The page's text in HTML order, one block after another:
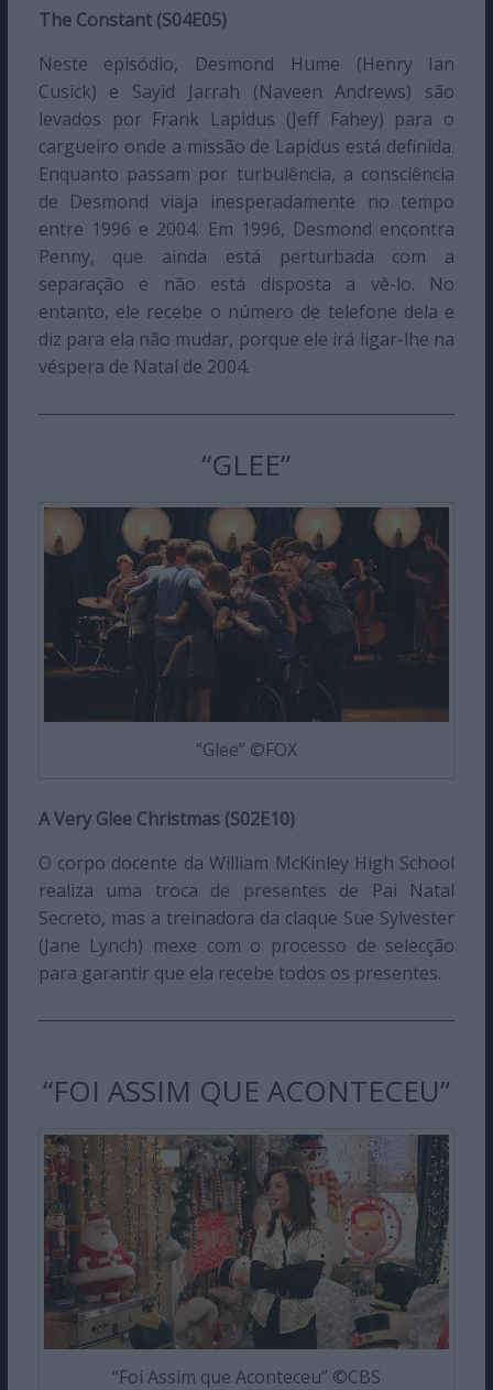
The Constant (S04E05)
Neste episódio, Desmond Hume (Henry Ian
Cusick) e Sayid Jarrah (Naveen Andrews) são
levados por Frank Lapidus (Jeff Fahey) para o
cargueiro onde a missão de Lapidus está definida.
Enquanto passam por turbulência, a consciência
de Desmond viaja inesperadamente no tempo
entre 1996 e 2004. Em 1996, Desmond encontra
Penny, que ainda está perturbada com a
separação e não está disposta a vê-lo. No
entanto, ele recebe o número de telefone dela e
diz para ela não mudar, porque ele irá ligar-lhe na
véspera de Natal de 2004.
“GLEE”
“Glee” ©FOX
A Very Glee Christmas (S02E10)
O corpo docente da William McKinley High School
realiza uma troca de presentes de Pai Natal
Secreto, mas a treinadora da claque Sue Sylvester
(Jane Lynch) mexe com o processo de selecção
para garantir que ela recebe todos os presentes.
“FOI ASSIM QUE ACONTECEU”
“Foi Assim que Aconteceu” ©CBS